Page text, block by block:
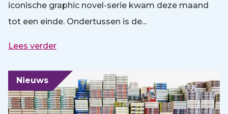
iconische graphic novel-serie kwam deze maand
tot een einde. Ondertussen is de...
Lees verder
Nieuws